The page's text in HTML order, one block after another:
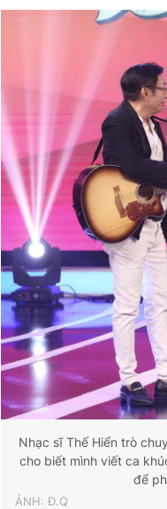
Nhạc sĩ Thế Hiển trò
cho biết mình viết ca
để
ẢNH: Đ.Q